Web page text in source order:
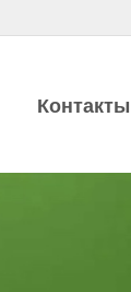
Контакты